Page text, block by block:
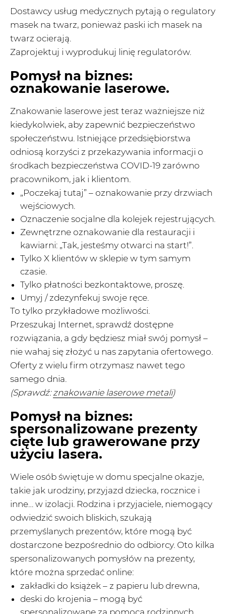
Dostawcy usług medycznych pytają o regulatory
masek na twarz, ponieważ paski ich masek na
twarz ocierają.
Zaprojektuj i wyprodukuj linię regulatorów.
Pomysł na biznes:
oznakowanie laserowe.
Znakowanie laserowe jest teraz ważniejsze niż
kiedykolwiek, aby zapewnić bezpieczeństwo
społeczeństwu. Istniejące przedsiębiorstwa
odniosą korzyści z przekazywania informacji o
środkach bezpieczeństwa COVID-19 zarówno
pracownikom, jak i klientom.
„Poczekaj tutaj” – oznakowanie przy drzwiach
wejściowych.
Oznaczenie socjalne dla kolejek rejestrujących.
Zewnętrzne oznakowanie dla restauracji i
kawiarni: „Tak, jesteśmy otwarci na start!”.
Tylko X klientów w sklepie w tym samym
czasie.
Tylko płatności bezkontaktowe, proszę.
Umyj / zdezynfekuj swoje ręce.
To tylko przykładowe możliwości.
Przeszukaj Internet, sprawdź dostępne
rozwiązania, a gdy będziesz miał swój pomysł –
nie wahaj się złożyć u nas zapytania ofertowego.
Oferty z wielu firm otrzymasz nawet tego
samego dnia.
(Sprawdź:znakowanie laserowe metali)
Pomysł na biznes:
spersonalizowane prezenty
cięte lub grawerowane przy
użyciu lasera.
Wiele osób świętuje w domu specjalne okazje,
takie jak urodziny, przyjazd dziecka, rocznice i
inne… w izolacji. Rodzina i przyjaciele, niemogący
odwiedzić swoich bliskich, szukają
przemyślanych prezentów, które mogą być
dostarczone bezpośrednio do odbiorcy. Oto kilka
spersonalizowanych pomysłów na prezenty,
które można sprzedać online:
zakładki do książek – z papieru lub drewna,
deski do krojenia – mogą być
spersonalizowane za pomocą rodzinnych